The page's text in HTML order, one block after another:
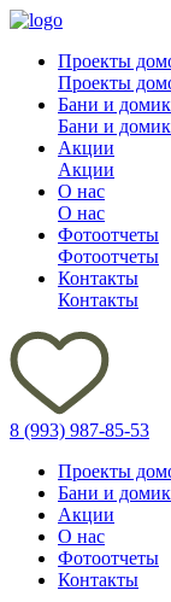
Проекты
Проекты
Бани и
Бани и
Акции
Акции
О нас
О нас
Фотоотчеты
Фотоотчеты
Контакты
Контакты
8 (993) 987-85-53
Проекты
Бани и
Акции
О нас
Фотоотчеты
Контакты